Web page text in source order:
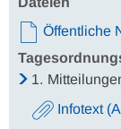
Öffentliche
1.
Infotext